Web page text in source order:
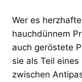
Wer es
hauchdünnem
auch geröstete
sie als Teil
zwischen